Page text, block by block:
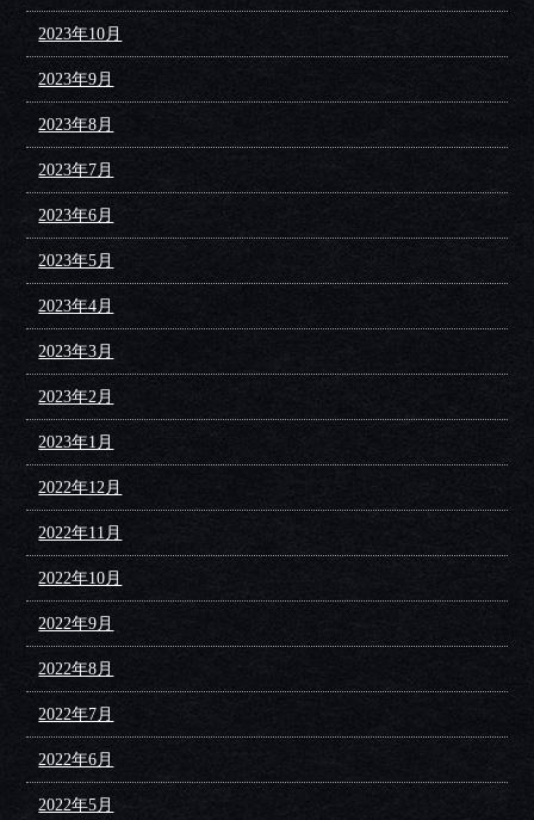
2023年10月
2023年9月
2023年8月
2023年7月
2023年6月
2023年5月
2023年4月
2023年3月
2023年2月
2023年1月
2022年12月
2022年11月
2022年10月
2022年9月
2022年8月
2022年7月
2022年6月
2022年5月